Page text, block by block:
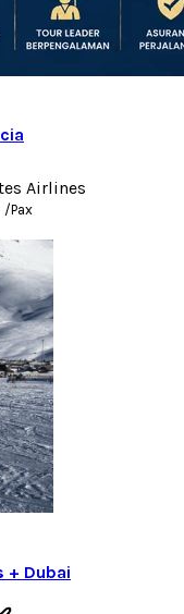
Airlines
/Pax
+ Dubai